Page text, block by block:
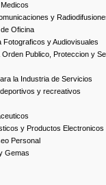
y
Oficina
y Audiovisuales
Publico, Proteccion y
la Industria de Servicios
y recreativos
y Productos Electronicos
Personal
Gemas